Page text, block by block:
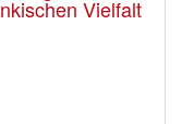
Vielfalt